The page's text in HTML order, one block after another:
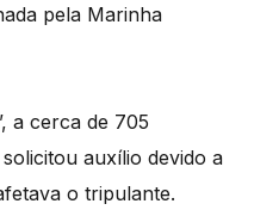
pela Marinha
a cerca de 705
auxílio devido a
o tripulante.